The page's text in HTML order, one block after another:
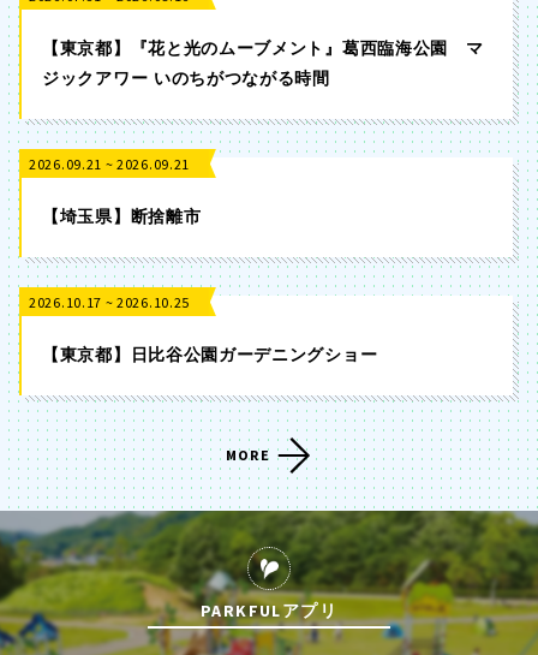
【東京都】『花と光のムーブメント』葛西臨海公園 マ
ジックアワー いのちがつながる時間
2026.09.21 ~ 2026.09.21
【埼玉県】断捨離市
2026.10.17 ~ 2026.10.25
【東京都】日比谷公園ガーデニングショー
MORE
PARKFULアプリ